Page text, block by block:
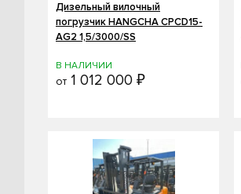
Дизельный вилочный
погрузчик HANGCHA CPCD15-
AG2 1,5/3000/SS
В НАЛИЧИИ
от 1 012 000 ₽